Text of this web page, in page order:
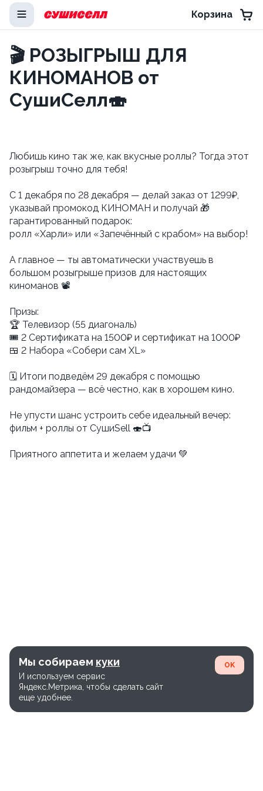
Корзина
🎬 РОЗЫГРЫШ ДЛЯ
КИНОМАНОВ от
СушиСелл🍣
Любишь кино так же, как вкусные роллы? Тогда этот
розыгрыш точно для тебя!
С 1 декабря по 28 декабря — делай заказ от 1299₽,
указывай промокод КИНОМАН и получай 🎁
гарантированный подарок:
ролл «Харли» или «Запечённый с крабом» на выбор!
А главное — ты автоматически участвуешь в
большом розыгрыше призов для настоящих
киноманов 📽
Призы:
🏆 Телевизор (55 диагональ)
🎟 2 Сертификата на 1500₽ и сертификат на 1000₽
🍱 2 Набора «Собери сам XL»
🗓 Итоги подведём 29 декабря с помощью
рандомайзера — всё честно, как в хорошем кино.
Не упусти шанс устроить себе идеальный вечер:
фильм + роллы от СушиSell 🍣📺
Приятного аппетита и желаем удачи 💚
Мы собираем куки
И используем сервис
Яндекс.Метрика, чтобы сделать сайт
еще удобнее.
OK